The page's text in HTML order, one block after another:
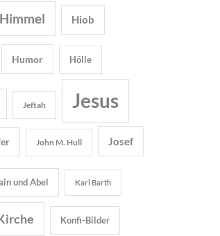
Himmel Hiob
Humor Hölle
Jeftah Jesus
John M. Hull Josef
und Abel Karl Barth
Konfi-Bilder